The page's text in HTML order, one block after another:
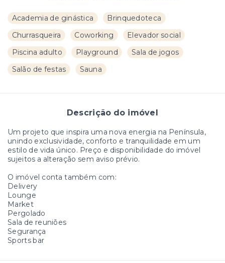
Academia de ginástica
Brinquedoteca
Churrasqueira
Coworking
Elevador social
Piscina adulto
Playground
Sala de jogos
Salão de festas
Sauna
Descrição do imóvel
Um projeto que inspira uma nova energia na Península,
unindo exclusividade, conforto e tranquilidade em um
estilo de vida único. Preço e disponibilidade do imóvel
sujeitos a alteração sem aviso prévio.
O imóvel conta também com:
Delivery
Lounge
Market
Pergolado
Sala de reuniões
Segurança
Sports bar